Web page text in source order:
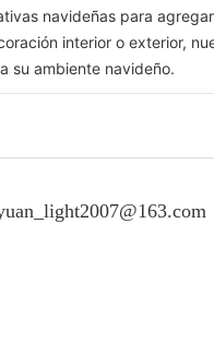
navideñas para
interior o exterior,
su ambiente navideño.